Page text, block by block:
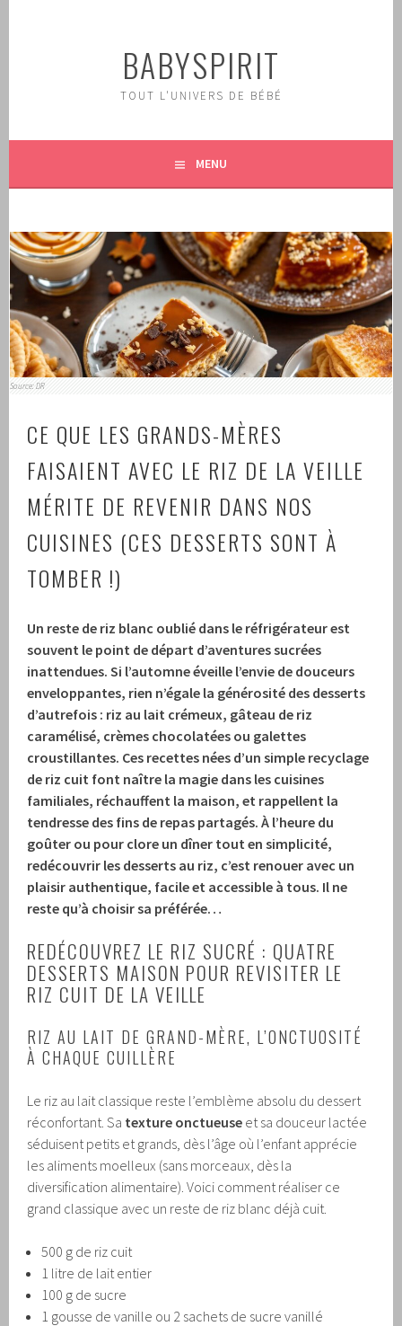
BABYSPIRIT
TOUT L'UNIVERS DE BÉBÉ
MENU
Source: DR
CE QUE LES GRANDS-MÈRES
FAISAIENT AVEC LE RIZ DE LA VEILLE
MÉRITE DE REVENIR DANS NOS
CUISINES (CES DESSERTS SONT À
TOMBER !)
Un reste de riz blanc oublié dans le réfrigérateur est
souvent le point de départ d’aventures sucrées
inattendues. Si l’automne éveille l’envie de douceurs
enveloppantes, rien n’égale la générosité des desserts
d’autrefois : riz au lait crémeux, gâteau de riz
caramélisé, crèmes chocolatées ou galettes
croustillantes. Ces recettes nées d’un simple recyclage
de riz cuit font naître la magie dans les cuisines
familiales, réchauffent la maison, et rappellent la
tendresse des fins de repas partagés. À l’heure du
goûter ou pour clore un dîner tout en simplicité,
redécouvrir les desserts au riz, c’est renouer avec un
plaisir authentique, facile et accessible à tous. Il ne
reste qu’à choisir sa préférée…
REDÉCOUVREZ LE RIZ SUCRÉ : QUATRE
DESSERTS MAISON POUR REVISITER LE
RIZ CUIT DE LA VEILLE
RIZ AU LAIT DE GRAND-MÈRE, L’ONCTUOSITÉ
À CHAQUE CUILLÈRE
Le riz au lait classique reste l’emblème absolu du dessert
réconfortant. Sa texture onctueuse et sa douceur lactée
séduisent petits et grands, dès l’âge où l’enfant apprécie
les aliments moelleux (sans morceaux, dès la
diversification alimentaire). Voici comment réaliser ce
grand classique avec un reste de riz blanc déjà cuit.
500 g de riz cuit
1 litre de lait entier
100 g de sucre
1 gousse de vanille ou 2 sachets de sucre vanillé